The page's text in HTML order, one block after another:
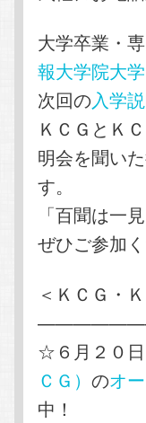
大学卒業・
報大学院大
次回の入学
ＫＣＧとＫ
明会を聞い
す。
「百聞は一
ぜひご参加く
＜ＫＣＧ・
☆６月２０日
ＣＧ）のオ
中！